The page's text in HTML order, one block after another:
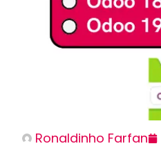
Ronaldinho Farfan